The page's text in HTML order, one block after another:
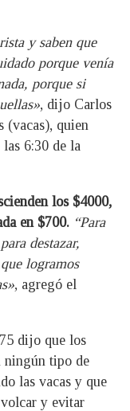
y saben que
porque venía
porque si
, dijo Carlos
(vacas), quien
6:30 de la
los $4000,
en $700. “Para
destazar,
logramos
, agregó el
dijo que los
ningún tipo de
las vacas y que
y evitar